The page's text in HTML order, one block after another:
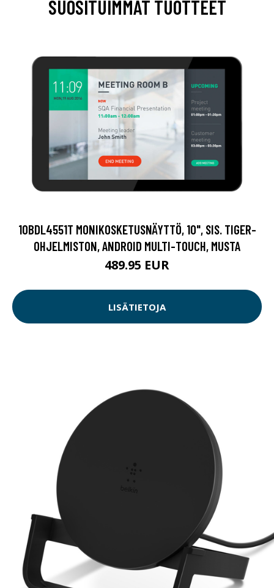
SUOSITUIMMAT TUOTTEET
10BDL4551T MONIKOSKETUSNÄYTTÖ, 10", SIS. TIGER-
OHJELMISTON, ANDROID MULTI-TOUCH, MUSTA
489.95 EUR
LISÄTIETOJA